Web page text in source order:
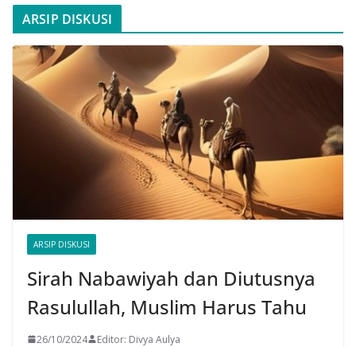
ARSIP DISKUSI
ARSIP DISKUSI
Sirah Nabawiyah dan Diutusnya
Rasulullah, Muslim Harus Tahu
26/10/2024 Editor: Divya Aulya